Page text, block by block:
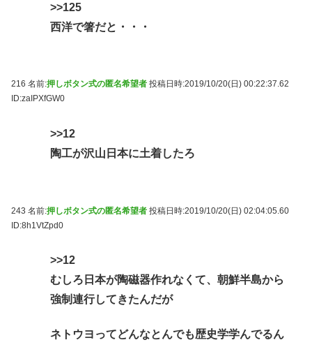
>>125
西洋で箸だと・・・
216 名前:押しボタン式の匿名希望者 投稿日時:2019/10/20(日) 00:22:37.62
ID:zaIPXfGW0
>>12
陶工が沢山日本に土着したろ
243 名前:押しボタン式の匿名希望者 投稿日時:2019/10/20(日) 02:04:05.60
ID:8h1VtZpd0
>>12
むしろ日本が陶磁器作れなくて、朝鮮半島から
強制連行してきたんだが
ネトウヨってどんなとんでも歴史学学んでるん